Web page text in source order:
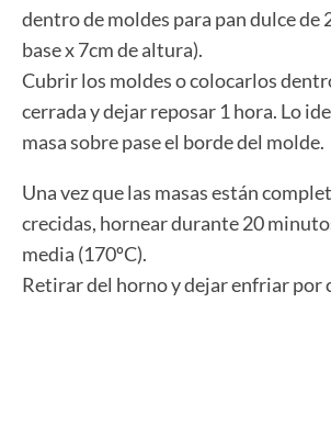
dentro de moldes para pan dulce de
base x 7cm de altura).
Cubrir los moldes o colocarlos
cerrada y dejar reposar 1 hora. Lo
masa sobre pase el borde del molde.
Una vez que las masas están
crecidas, hornear durante 20
media (170ºC).
Retirar del horno y dejar enfriar por